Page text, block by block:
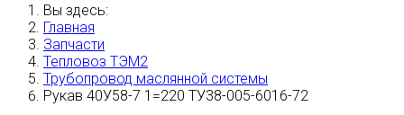
Вы здесь:
Главная
Запчасти
Тепловоз ТЭМ2
Трубопровод маслянной системы
Рукав 40У58-7 1=220 ТУ38-005-6016-72